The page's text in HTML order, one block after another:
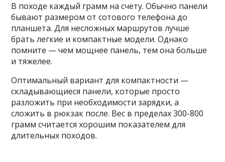
В походе каждый грамм на счету. Обычно панели
бывают размером от сотового телефона до
планшета. Для несложных маршрутов лучше
брать легкие и компактные модели. Однако
помните — чем мощнее панель, тем она больше
и тяжелее.
Оптимальный вариант для компактности —
складывающиеся панели, которые просто
разложить при необходимости зарядки, а
сложить в рюкзак после. Вес в пределах 300-800
грамм считается хорошим показателем для
длительных походов.